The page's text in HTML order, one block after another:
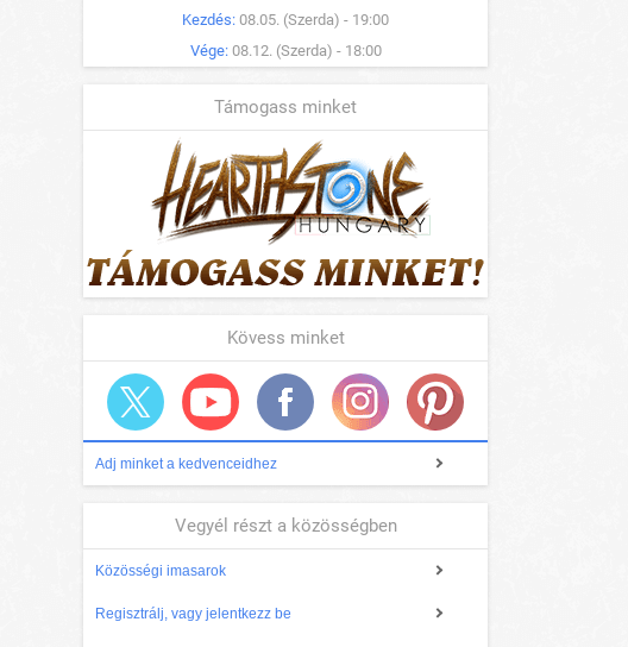
Kezdés: 08.05. (Szerda) - 19:00
Vége: 08.12. (Szerda) - 18:00
Támogass minket
Kövess minket
Adj minket a kedvenceidhez
Vegyél részt a közösségben
Közösségi imasarok
Regisztrálj, vagy jelentkezz be